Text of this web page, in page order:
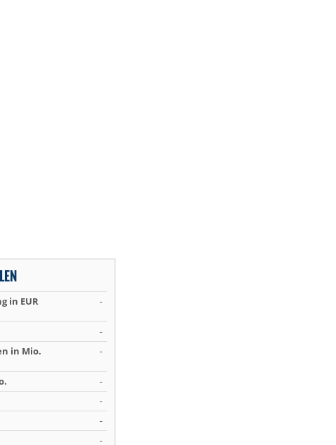
in EUR -
-
in Mio.
-
-
-
-
-